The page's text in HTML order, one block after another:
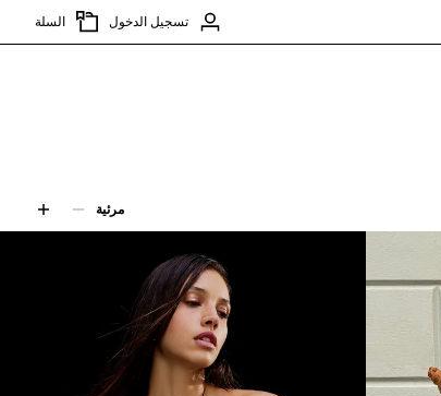
تسجيل الدخول السلة
مرئية